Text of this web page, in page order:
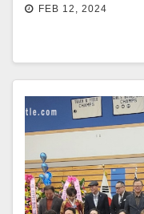
FEB 12, 2024